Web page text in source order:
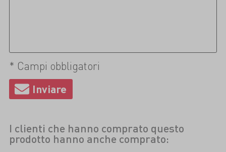
* Campi obbligatori
I clienti che hanno comprato questo
prodotto hanno anche comprato: